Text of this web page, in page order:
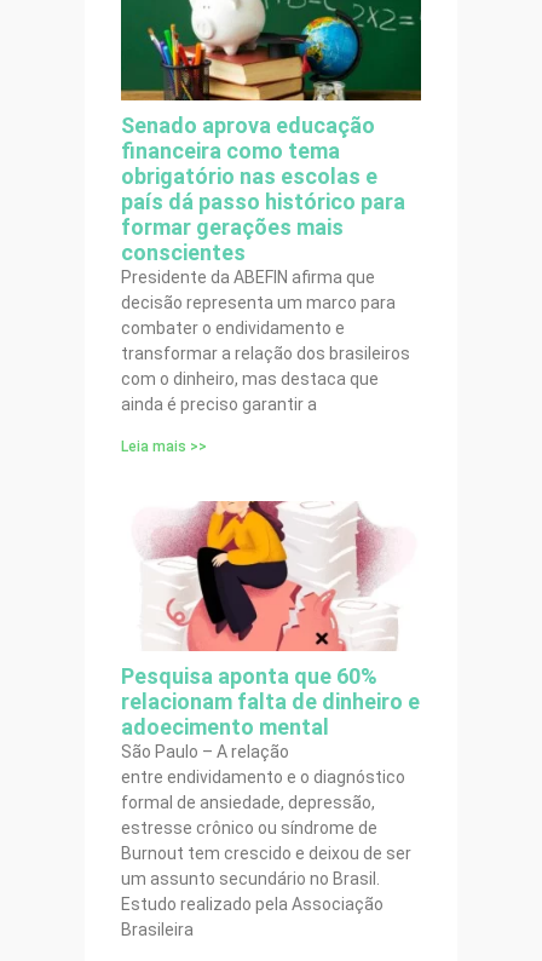
Senado aprova educação
financeira como tema
obrigatório nas escolas e
país dá passo histórico para
formar gerações mais
conscientes
Presidente da ABEFIN afirma que
decisão representa um marco para
combater o endividamento e
transformar a relação dos brasileiros
com o dinheiro, mas destaca que
ainda é preciso garantir a
Leia mais >>
Pesquisa aponta que 60%
relacionam falta de dinheiro e
adoecimento mental
São Paulo – A relação
entre endividamento e o diagnóstico
formal de ansiedade, depressão,
estresse crônico ou síndrome de
Burnout tem crescido e deixou de ser
um assunto secundário no Brasil.
Estudo realizado pela Associação
Brasileira